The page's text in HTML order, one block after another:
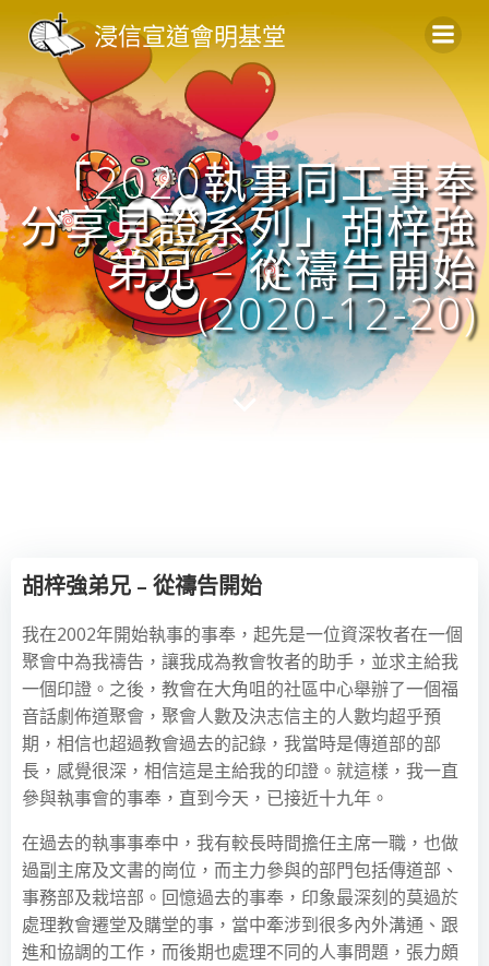
to
content
浸信宣道會明基堂
「2020執事同工事奉
分享見證系列」胡梓強
弟兄 – 從禱告開始
(2020-12-20)
胡梓強弟兄 – 從禱告開始
我在2002年開始執事的事奉，起先是一位資深牧者在一個
聚會中為我禱告，讓我成為教會牧者的助手，並求主給我
一個印證。之後，教會在大角咀的社區中心舉辦了一個福
音話劇佈道聚會，聚會人數及決志信主的人數均超乎預
期，相信也超過教會過去的記錄，我當時是傳道部的部
長，感覺很深，相信這是主給我的印證。就這樣，我一直
參與執事會的事奉，直到今天，已接近十九年。
在過去的執事事奉中，我有較長時間擔任主席一職，也做
過副主席及文書的崗位，而主力參與的部門包括傳道部、
事務部及栽培部。回憶過去的事奉，印象最深刻的莫過於
處理教會遷堂及購堂的事，當中牽涉到很多內外溝通、跟
進和協調的工作，而後期也處理不同的人事問題，張力頗